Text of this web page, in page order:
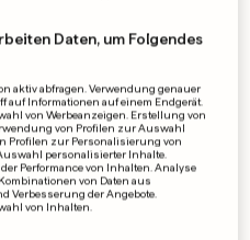
Daten, um Folgendes
aktiv abfragen. Verwendung genauer
auf Informationen auf einem Endgerät.
von Werbeanzeigen. Erstellung von
von Profilen zur Auswahl
Profilen zur Personalisierung von
personalisierter Inhalte.
Performance von Inhalten. Analyse
von Daten aus
Verbesserung der Angebote.
von Inhalten.